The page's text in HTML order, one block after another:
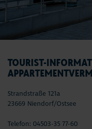
TOURIST-
Strandstraße 121a
23669 Niendorf/Ostsee
Telefon: 04503-35 77-60